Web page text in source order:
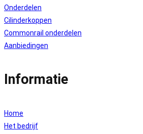
Onderdelen
Cilinderkoppen
Commonrail onderdelen
Aanbiedingen
Informatie
Home
Het bedrijf